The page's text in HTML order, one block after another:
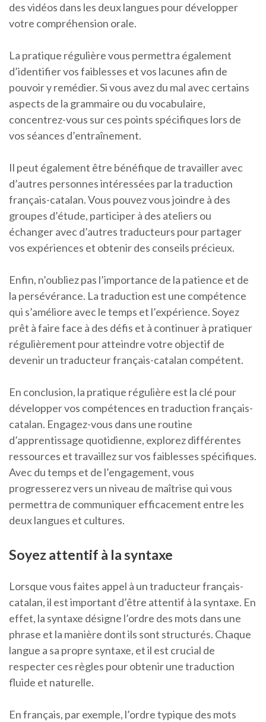
des vidéos dans les deux langues pour développer
votre compréhension orale.
La pratique régulière vous permettra également
d’identifier vos faiblesses et vos lacunes afin de
pouvoir y remédier. Si vous avez du mal avec certains
aspects de la grammaire ou du vocabulaire,
concentrez-vous sur ces points spécifiques lors de
vos séances d’entraînement.
Il peut également être bénéfique de travailler avec
d’autres personnes intéressées par la traduction
français-catalan. Vous pouvez vous joindre à des
groupes d’étude, participer à des ateliers ou
échanger avec d’autres traducteurs pour partager
vos expériences et obtenir des conseils précieux.
Enfin, n’oubliez pas l’importance de la patience et de
la persévérance. La traduction est une compétence
qui s’améliore avec le temps et l’expérience. Soyez
prêt à faire face à des défis et à continuer à pratiquer
régulièrement pour atteindre votre objectif de
devenir un traducteur français-catalan compétent.
En conclusion, la pratique régulière est la clé pour
développer vos compétences en traduction français-
catalan. Engagez-vous dans une routine
d’apprentissage quotidienne, explorez différentes
ressources et travaillez sur vos faiblesses spécifiques.
Avec du temps et de l’engagement, vous
progresserez vers un niveau de maîtrise qui vous
permettra de communiquer efficacement entre les
deux langues et cultures.
Soyez attentif à la syntaxe
Lorsque vous faites appel à un traducteur français-
catalan, il est important d’être attentif à la syntaxe. En
effet, la syntaxe désigne l’ordre des mots dans une
phrase et la manière dont ils sont structurés. Chaque
langue a sa propre syntaxe, et il est crucial de
respecter ces règles pour obtenir une traduction
fluide et naturelle.
En français, par exemple, l’ordre typique des mots